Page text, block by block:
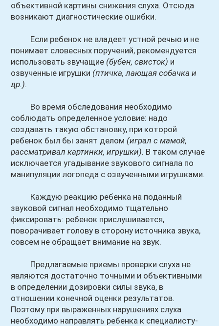
объективной картины снижения слуха. Отсюда
возникают диагностические ошибки.
Если ребенок не владеет устной речью и не
понимает словесных поручений, рекомендуется
использовать звучащие (бубен, свисток) и
озвученные игрушки (птичка, лающая собачка и
др.).
Во время обследования необходимо
соблюдать определенное условие: надо
создавать такую обстановку, при которой
ребенок был бы занят делом (играл с мамой,
рассматривал картинки, игрушки). В таком случае
исключается угадывание звукового сигнала по
манипуляции логопеда с озвученными игрушками.
Каждую реакцию ребенка на поданный
звуковой сигнал необходимо тщательно
фиксировать: ребенок прислушивается,
поворачивает голову в сторону источника звука,
совсем не обращает внимание на звук.
Предлагаемые приемы проверки слуха не
являются достаточно точными и объективными
в определении дозировки силы звука, в
отношении конечной оценки результатов.
Поэтому при выраженных нарушениях слуха
необходимо направлять ребенка к специалисту-